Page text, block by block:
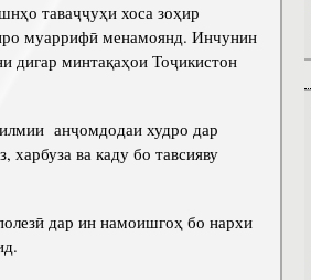
таваҷҷуҳи хоса зоҳир
муаррифӣ менамоянд. Инчунин
дигар минтақаҳои Тоҷикистон
анҷомдодаи худро дар
ва каду бо тавсияву
дар ин намоишгоҳ бо нархи